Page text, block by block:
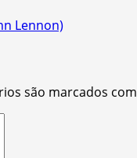
Lennon)
são marcados com